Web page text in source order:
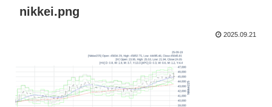
nikkei.png
2025.09.21